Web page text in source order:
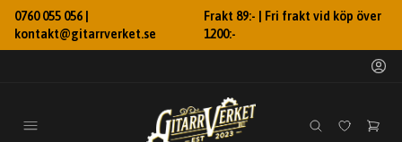
0760 055 056 |
kontakt@gitarrverket.se
Frakt 89:- | Fri frakt vid köp över
1200:-